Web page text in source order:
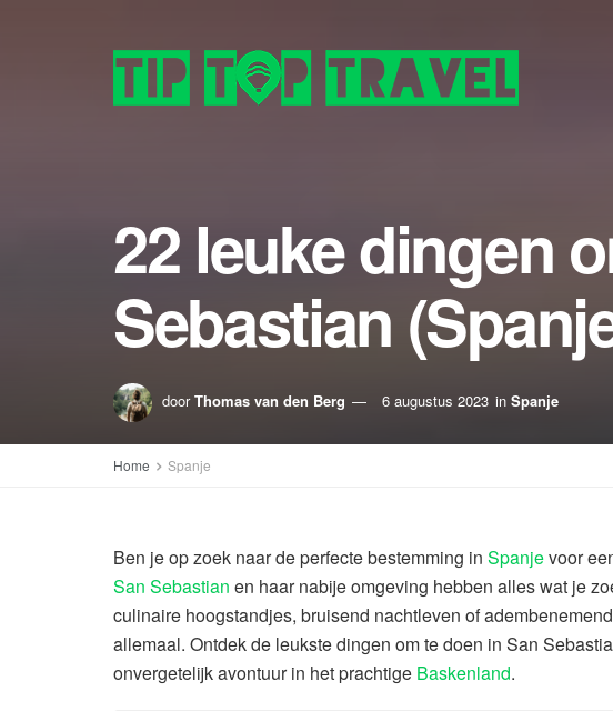
22 leuke dingen
Sebastian
door Thomas van den Berg 6 augustus 2023 in Spanje
Home Spanje
Ben je op zoek naar de perfecte bestemming in Spanjevoor
San Sebastian en haar nabije omgeving hebben alles wat je
culinaire hoogstandjes, bruisend nachtleven of
allemaal. Ontdek de leukste dingen om te doen in San
onvergetelijk avontuur in het prachtige Baskenland.